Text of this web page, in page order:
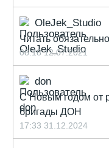
OleJek_Studio
Читать обязательно
08:18 12.07.2021
don
С Новым годом от
бригады ДОН
17:33 31.12.2024